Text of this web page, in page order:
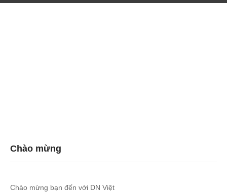
Chào mừng
Chào mừng bạn đến với DN Việt